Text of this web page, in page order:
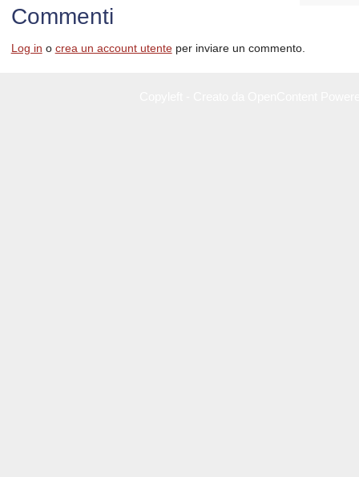
Commenti
Log in o crea un account utenteper inviare un commento.